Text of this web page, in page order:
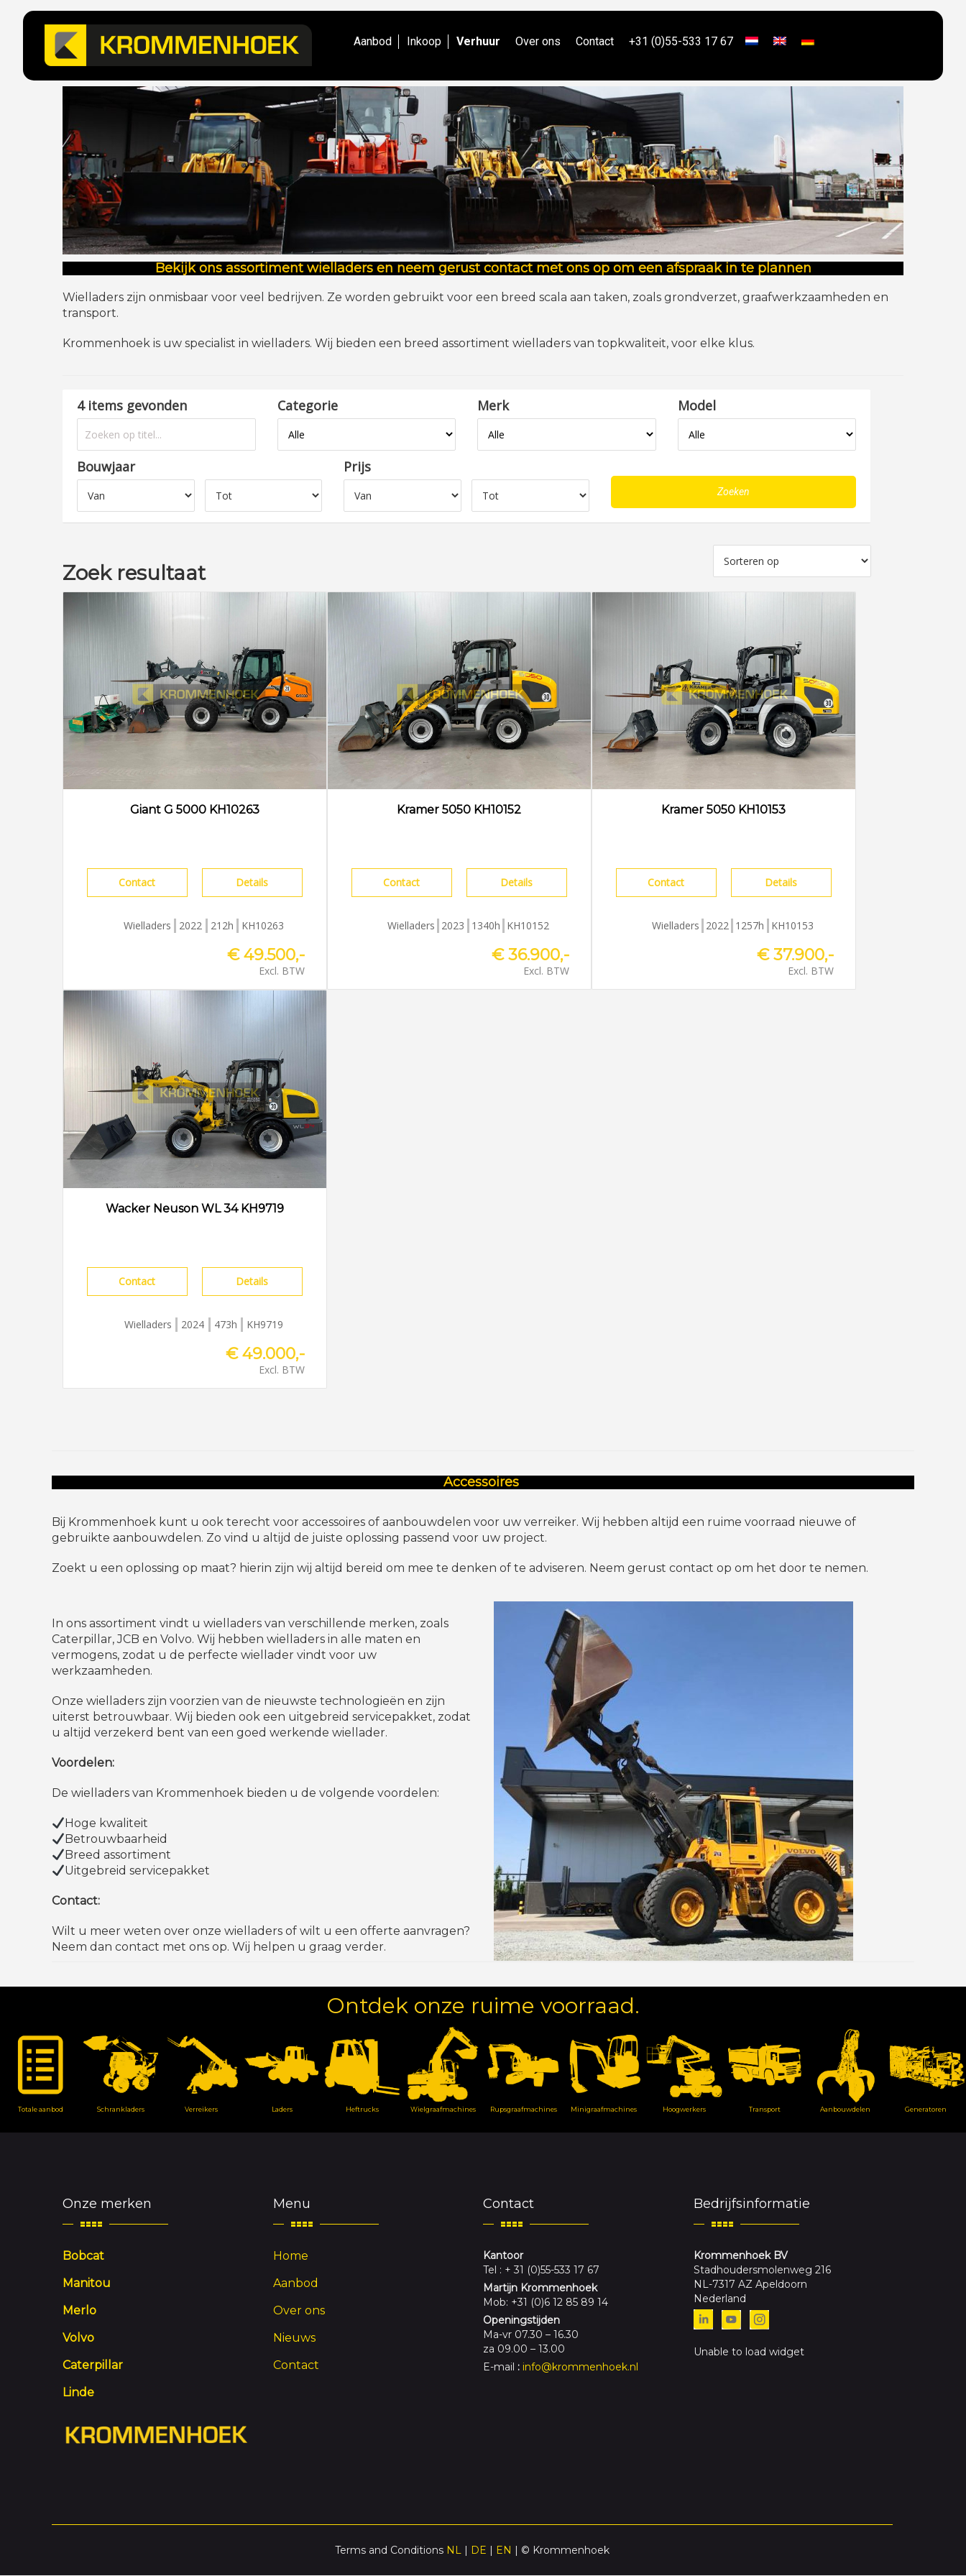
Aanbod Inkoop Verhuur Over ons Contact +31 (0)55-533 17 67
Bekijk ons assortiment wielladers en neem gerust contact met ons op om een afspraak in te plannen
Wielladers zijn onmisbaar voor veel bedrijven. Ze worden gebruikt voor een breed scala aan taken, zoals grondverzet, graafwerkzaamheden en
transport.
Krommenhoek is uw specialist in wielladers. Wij bieden een breed assortiment wielladers van topkwaliteit, voor elke klus.
4 items gevonden Categorie Merk Model
Bouwjaar Prijs
Zoek resultaat
Giant G 5000 KH10263
Contact Details
Wielladers 2022 212h KH10263
€ 49.500,-
Excl. BTW
Kramer 5050 KH10152
Contact Details
Wielladers 2023 1340h KH10152
€ 36.900,-
Excl. BTW
Kramer 5050 KH10153
Contact Details
Wielladers 2022 1257h KH10153
€ 37.900,-
Excl. BTW
Wacker Neuson WL 34 KH9719
Contact Details
Wielladers 2024 473h KH9719
€ 49.000,-
Excl. BTW
Accessoires
Bij Krommenhoek kunt u ook terecht voor accessoires of aanbouwdelen voor uw verreiker. Wij hebben altijd een ruime voorraad nieuwe of
gebruikte aanbouwdelen. Zo vind u altijd de juiste oplossing passend voor uw project.
Zoekt u een oplossing op maat? hierin zijn wij altijd bereid om mee te denken of te adviseren. Neem gerust contact op om het door te nemen.
In ons assortiment vindt u wielladers van verschillende merken, zoals
Caterpillar, JCB en Volvo. Wij hebben wielladers in alle maten en
vermogens, zodat u de perfecte wiellader vindt voor uw
werkzaamheden.
Onze wielladers zijn voorzien van de nieuwste technologieën en zijn
uiterst betrouwbaar. Wij bieden ook een uitgebreid servicepakket, zodat
u altijd verzekerd bent van een goed werkende wiellader.
Voordelen:
De wielladers van Krommenhoek bieden u de volgende voordelen:
Hoge kwaliteit
Betrouwbaarheid
Breed assortiment
Uitgebreid servicepakket
Contact:
Wilt u meer weten over onze wielladers of wilt u een offerte aanvragen?
Neem dan contact met ons op. Wij helpen u graag verder.
Ontdek onze ruime voorraad.
Totale aanbod Schrankladers Verreikers Laders Heftrucks Wielgraafmachines Rupsgraafmachines Minigraafmachines Hoogwerkers Transport Aanbouwdelen Generatoren
Onze merken
Bobcat
Manitou
Merlo
Volvo
Caterpillar
Linde
Menu
Home
Aanbod
Over ons
Nieuws
Contact
Contact
Kantoor
Tel : + 31 (0)55-533 17 67
Martijn Krommenhoek
Mob: +31 (0)6 12 85 89 14
Openingstijden
Ma-vr 07.30 – 16.30
za 09.00 – 13.00
E-mail : info@krommenhoek.nl
Bedrijfsinformatie
Krommenhoek BV
Stadhoudersmolenweg 216
NL-7317 AZ Apeldoorn
Nederland
Unable to load widget
Terms and Conditions NL | DE | EN | © Krommenhoek